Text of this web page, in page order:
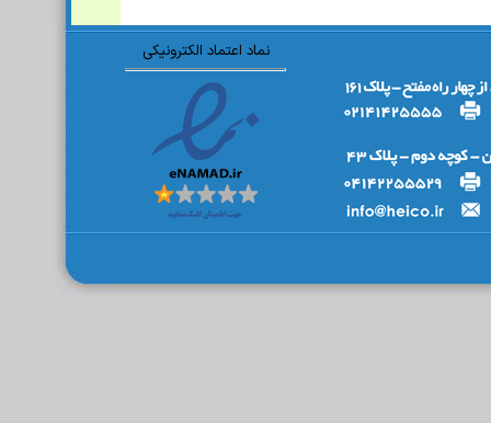
نماد اعتماد الکترونیکی